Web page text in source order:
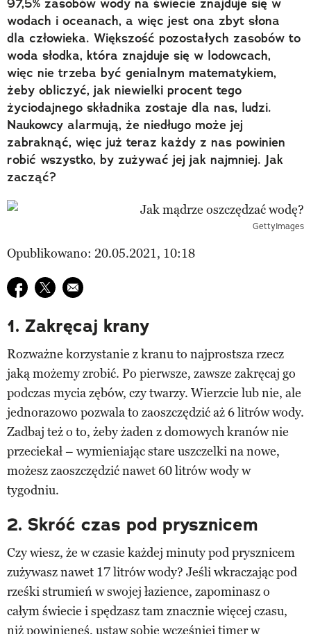
wodach i oceanach, a więc jest ona zbyt słona
dla człowieka. Większość pozostałych zasobów to
woda słodka, która znajduje się w lodowcach,
więc nie trzeba być genialnym matematykiem,
żeby obliczyć, jak niewielki procent tego
życiodajnego składnika zostaje dla nas, ludzi.
Naukowcy alarmują, że niedługo może jej
zabraknąć, więc już teraz każdy z nas powinien
robić wszystko, by zużywać jej jak najmniej. Jak
zacząć?
GettyImages
Opublikowano: 20.05.2021, 10:18
Udostępnij na facebook
Udostępnij na twitter
E-mail do przyjaciela
1. Zakręcaj krany
Rozważne korzystanie z kranu to najprostsza rzecz
jaką możemy zrobić. Po pierwsze, zawsze zakręcaj go
podczas mycia zębów, czy twarzy. Wierzcie lub nie, ale
jednorazowo pozwala to zaoszczędzić aż 6 litrów wody.
Zadbaj też o to, żeby żaden z domowych kranów nie
przeciekał – wymieniając stare uszczelki na nowe,
możesz zaoszczędzić nawet 60 litrów wody w
tygodniu.
2. Skróć czas pod prysznicem
Czy wiesz, że w czasie każdej minuty pod prysznicem
zużywasz nawet 17 litrów wody? Jeśli wkraczając pod
rześki strumień w swojej łazience, zapominasz o
całym świecie i spędzasz tam znacznie więcej czasu,
niż powinieneś, ustaw sobie wcześniej timer w